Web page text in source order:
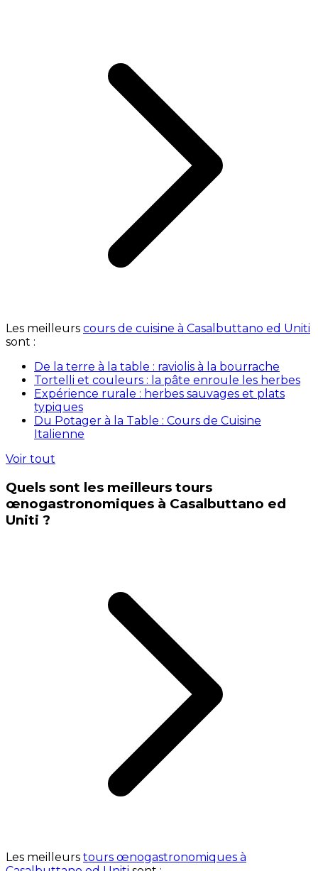
Les meilleurs cours de cuisine à Casalbuttano ed Uniti
sont :
De la terre à la table : raviolis à la bourrache
Tortelli et couleurs : la pâte enroule les herbes
Expérience rurale : herbes sauvages et plats
typiques
Du Potager à la Table : Cours de Cuisine
Italienne
Voir tout
Quels sont les meilleurs tours
œnogastronomiques à Casalbuttano ed
Uniti ?
Les meilleurs tours œnogastronomiques à